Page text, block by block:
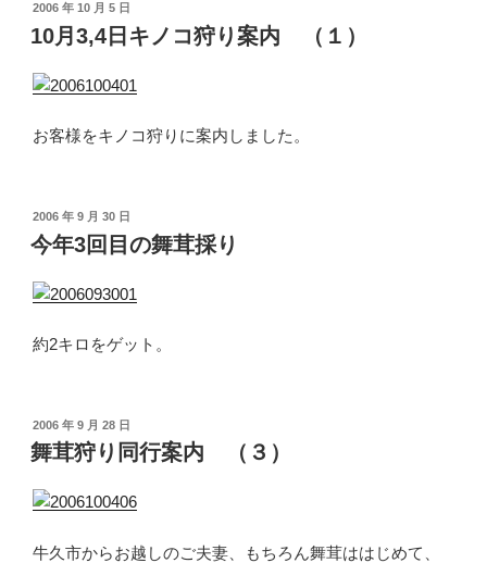
投
稿
日:
2006 年 10 月 5 日
10月3,4日キノコ狩り案内 （１）
お客様をキノコ狩りに案内しました。
投
稿
日:
2006 年 9 月 30 日
今年3回目の舞茸採り
約2キロをゲット。
投
稿
日:
2006 年 9 月 28 日
舞茸狩り同行案内 （３）
牛久市からお越しのご夫妻、もちろん舞茸ははじめて、